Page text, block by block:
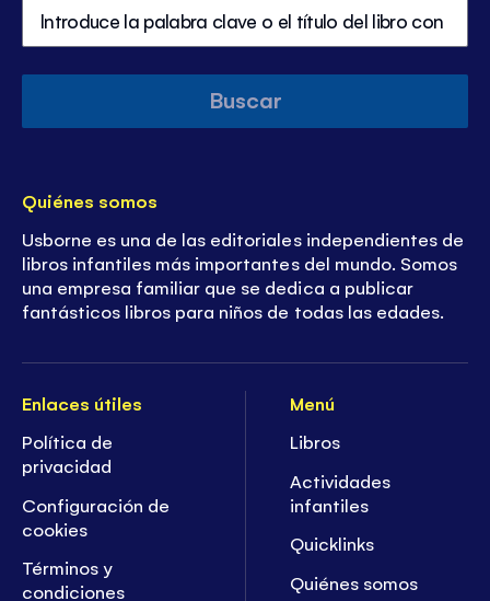
Buscar
Enlaces útiles
Política de
privacidad
Configuración de
cookies
Términos y
condiciones
Menú
Libros
Actividades
infantiles
Quicklinks
Quiénes somos
Quiénes somos
Usborne es una de las editoriales independientes de
libros infantiles más importantes del mundo. Somos
una empresa familiar que se dedica a publicar
fantásticos libros para niños de todas las edades.